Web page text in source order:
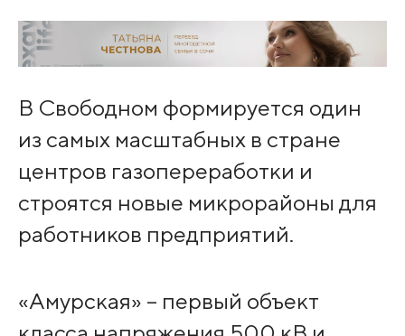
В Свободном формируется один
из самых масштабных в стране
центров газопереработки и
строятся новые микрорайоны для
работников предприятий.
«Амурская» – первый объект